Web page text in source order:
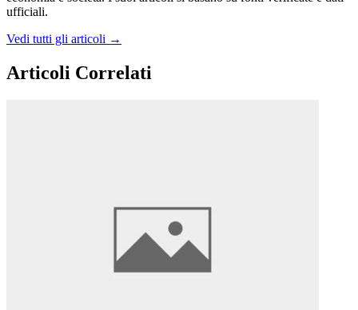
ufficiali.
Vedi tutti gli articoli →
Articoli Correlati